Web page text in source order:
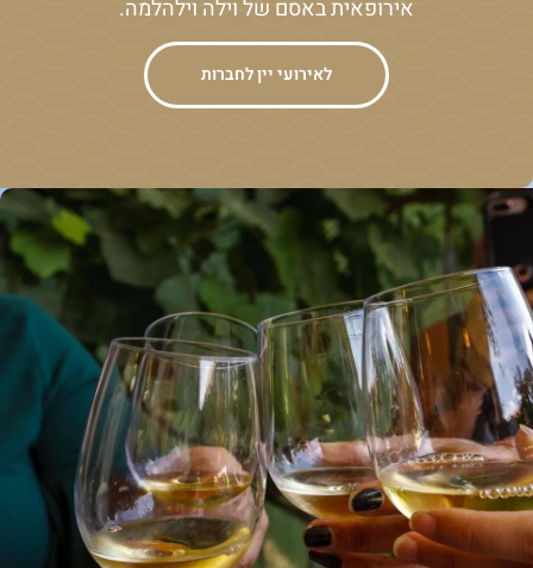
אירופאית באסם של וילה וילהלמה.
לאירועי יין לחברות